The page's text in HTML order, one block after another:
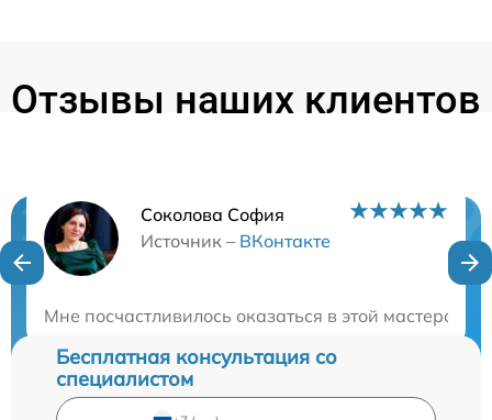
Отзывы наших клиентов
Соколова София
Источник – ВКонтакте
Мне посчастливилось оказаться в этой
Нужна консультация?
Бесплатная консультация со
специалистом